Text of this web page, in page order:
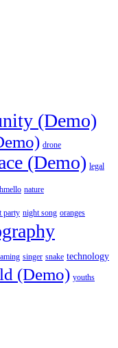
(Demo)
drone
(Demo) legal
nature
party night song oranges
singer snake technology
(Demo) youths